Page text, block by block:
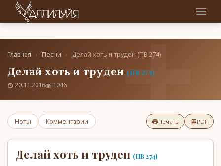
Главная › Песни › Делай хоть и труден (ПВ 274)
Делай хоть и труден (ПВ 274)
20.11.2016 1046
Ноты Комментарии Печать PDF
Делай хоть и труден (ПВ 274)